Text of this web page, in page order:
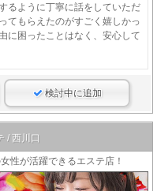
るように丁寧に話をしていただ
てもらえたのがすごく嬉しかっ
に困ったことはなく、安心して
検討中に追加
/ 西川口
が活躍できるエステ店！